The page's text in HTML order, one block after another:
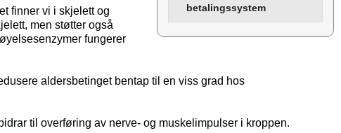
betalingssystem
finner vi i skjelett og
men støtter også
fungerer
aldersbetinget bentap til en viss grad hos
til overføring av nerve- og muskelimpulser i kroppen.